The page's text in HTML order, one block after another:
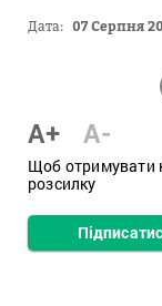
Дата: 07 Серпня
A+ A-
Щоб отримувати
розсилку